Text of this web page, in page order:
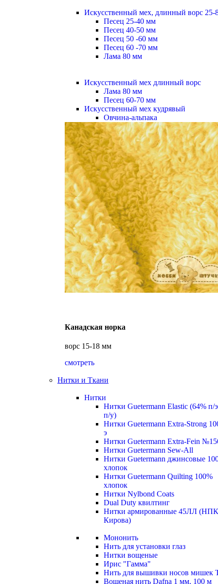
Искусственный мех, длинный ворс 25-
Песец 25-40 мм
Песец 40-50 мм
Песец 50 -60 мм
Песец 60 -70 мм
Лама 80 мм
Искусственный мех длинный ворс
Лама 80 мм
Песец 60-70 мм
Искусственный мех кудрявый
Овчина-альпака
Канадская норка
ворс 15-18 мм
смотреть
Нитки и Ткани
Нитки
Нитки Guetermann Elastic (64% п/
п/у)
Нитки Guetermann Extra-Strong
э
Нитки Guetermann Extra-Fein
Нитки Guetermann Sew-All
Нитки Guetermann джинсовые
хлопок
Нитки Guetermann Quilting 100%
хлопок
Нитки Nylbond Coats
Dual Duty квилтинг
Нитки армированные 45ЛЛ
Кирова)
Мононить
Нить для установки глаз
Нитки вощеные
Ирис "Гамма"
Нить для вышивки носов мишек
Вощеная нить Dafna 1 мм, 100 м